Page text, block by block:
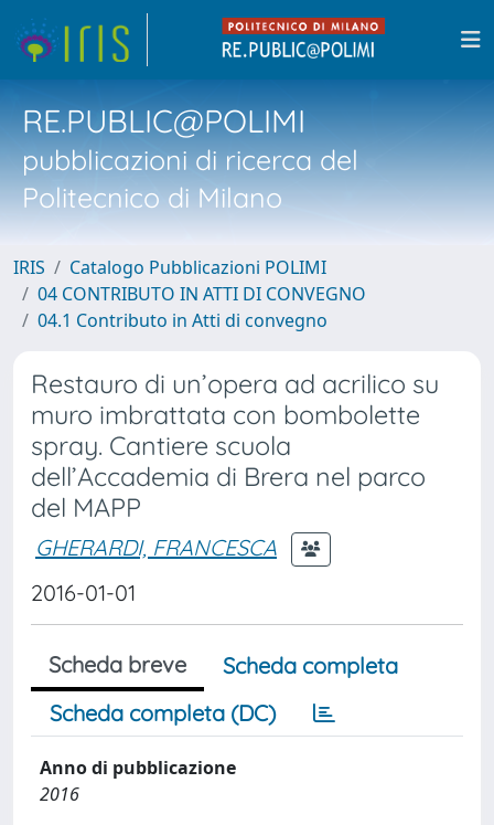
RE.PUBLIC@POLIMI
pubblicazioni di ricerca del
Politecnico di Milano
IRIS
Catalogo Pubblicazioni POLIMI
04 CONTRIBUTO IN ATTI DI CONVEGNO
04.1 Contributo in Atti di convegno
Restauro di un’opera ad acrilico su
muro imbrattata con bombolette
spray. Cantiere scuola
dell’Accademia di Brera nel parco
del MAPP
GHERARDI, FRANCESCA
2016-01-01
Scheda breve
Scheda completa
Scheda completa (DC)
Anno di pubblicazione
2016